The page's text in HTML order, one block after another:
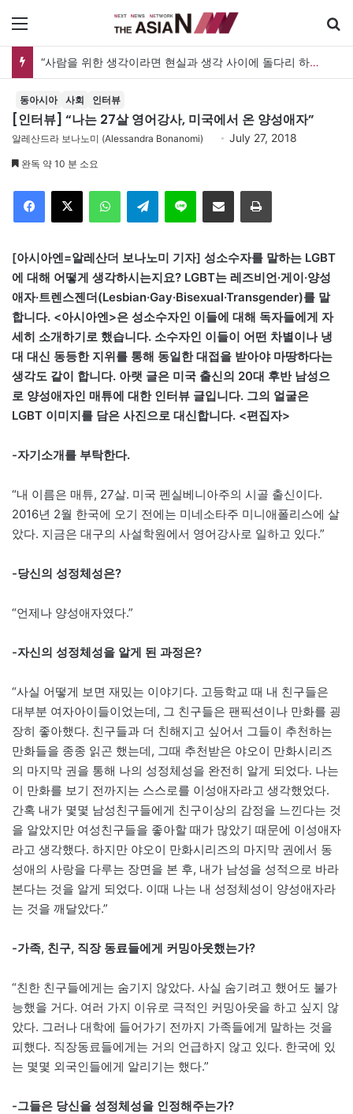
“사람을 위한 생각이라면 현실과 생각 사이에 돌다리 하나는 놓아야 하지 않을까”
동아시아 사회 인터뷰
[인터뷰] “나는 27살 영어강사, 미국에서 온 양성애자”
알레산드라 보나노미 (Alessandra Bonanomi) July 27, 2018
완독 약 10 분 소요
Telegram 이메일
[아시아엔=알레산더 보나노미 기자] 성소수자를 말하는 LGBT
에 대해 어떻게 생각하시는지요? LGBT는 레즈비언·게이·양성
애자·트렌스젠더(Lesbian·Gay·Bisexual·Transgender)를 말
합니다. <아시아엔>은 성소수자인 이들에 대해 독자들에게 자
세히 소개하기로 했습니다. 소수자인 이들이 어떤 차별이나 냉
대 대신 동등한 지위를 통해 동일한 대접을 받아야 마땅하다는
생각도 같이 합니다. 아랫 글은 미국 출신의 20대 후반 남성으
로 양성애자인 매튜에 대한 인터뷰 글입니다. 그의 얼굴은
LGBT 이미지를 담은 사진으로 대신합니다. <편집자>
-자기소개를 부탁한다.
“내 이름은 매튜, 27살. 미국 펜실베니아주의 시골 출신이다.
2016년 2월 한국에 오기 전에는 미네소타주 미니애폴리스에 살
았다. 지금은 대구의 사설학원에서 영어강사로 일하고 있다.”
-당신의 성정체성은?
“언제나 양성애자였다.”
-자신의 성정체성을 알게 된 과정은?
“사실 어떻게 보면 재밌는 이야기다. 고등학교 때 내 친구들은
대부분 여자아이들이었는데, 그 친구들은 팬픽션이나 만화를 굉
장히 좋아했다. 친구들과 더 친해지고 싶어서 그들이 추천하는
만화들을 종종 읽곤 했는데, 그때 추천받은 야오이 만화시리즈
의 마지막 권을 통해 나의 성정체성을 완전히 알게 되었다. 나는
이 만화를 보기 전까지는 스스로를 이성애자라고 생각했었다.
간혹 내가 몇몇 남성친구들에게 친구이상의 감정을 느낀다는 것
을 알았지만 여성친구들을 좋아할 때가 많았기 때문에 이성애자
라고 생각했다. 하지만 야오이 만화시리즈의 마지막 권에서 동
성애의 사랑을 다루는 장면을 본 후, 내가 남성을 성적으로 바라
본다는 것을 알게 되었다. 이때 나는 내 성정체성이 양성애자라
는 것을 깨달았다.”
-가족, 친구, 직장 동료들에게 커밍아웃했는가?
“친한 친구들에게는 숨기지 않았다. 사실 숨기려고 했어도 불가
능했을 거다. 여러 가지 이유로 극적인 커밍아웃을 하고 싶지 않
았다. 그러나 대학에 들어가기 전까지 가족들에게 말하는 것을
피했다. 직장동료들에게는 거의 언급하지 않고 있다. 한국에 있
는 몇몇 외국인들에게 알리기는 했다.”
-그들은 당신을 성정체성을 인정해주는가?